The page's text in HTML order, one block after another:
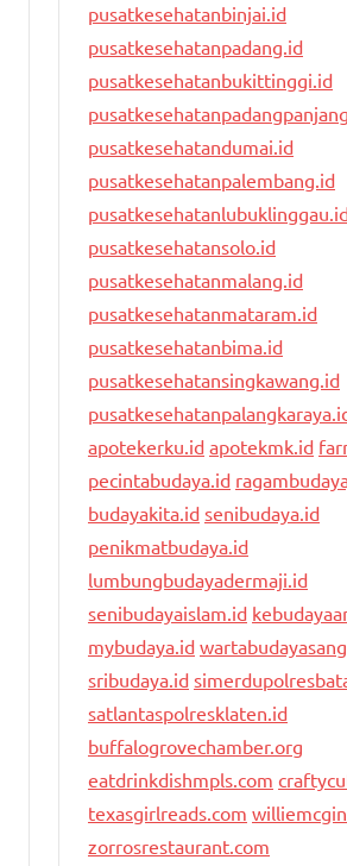
pusatkesehatanbinjai.id
pusatkesehatanpadang.id
pusatkesehatanbukittinggi.id
pusatkesehatandumai.id
pusatkesehatanpalembang.id
pusatkesehatansolo.id
pusatkesehatanmalang.id
pusatkesehatanmataram.id
pusatkesehatanbima.id
pusatkesehatansingkawang.id
apotekerku.id apotekmk.id
pecintabudaya.id
budayakita.id senibudaya.id
penikmatbudaya.id
lumbungbudayadermaji.id
senibudayaislam.id
mybudaya.id
sribudaya.id
satlantaspolresklaten.id
buffalogrovechamber.org
eatdrinkdishmpls.com
texasgirlreads.com
zorrosrestaurant.com